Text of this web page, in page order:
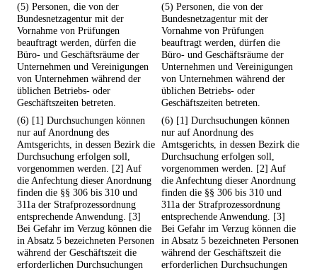
(5) Personen, die von der
Bundesnetzagentur mit der
Vornahme von Prüfungen
beauftragt werden, dürfen die
Büro- und Geschäftsräume der
Unternehmen und Vereinigungen
von Unternehmen während der
üblichen Betriebs- oder
Geschäftszeiten betreten.
(5) Personen, die von der
Bundesnetzagentur mit der
Vornahme von Prüfungen
beauftragt werden, dürfen die
Büro- und Geschäftsräume der
Unternehmen und Vereinigungen
von Unternehmen während der
üblichen Betriebs- oder
Geschäftszeiten betreten.
(6) [1] Durchsuchungen können
nur auf Anordnung des
Amtsgerichts, in dessen Bezirk die
Durchsuchung erfolgen soll,
vorgenommen werden. [2] Auf
die Anfechtung dieser Anordnung
finden die §§ 306 bis 310 und
311a der Strafprozessordnung
entsprechende Anwendung. [3]
Bei Gefahr im Verzug können die
in Absatz 5 bezeichneten Personen
während der Geschäftszeit die
erforderlichen Durchsuchungen
(6) [1] Durchsuchungen können
nur auf Anordnung des
Amtsgerichts, in dessen Bezirk die
Durchsuchung erfolgen soll,
vorgenommen werden. [2] Auf
die Anfechtung dieser Anordnung
finden die §§ 306 bis 310 und
311a der Strafprozessordnung
entsprechende Anwendung. [3]
Bei Gefahr im Verzug können die
in Absatz 5 bezeichneten Personen
während der Geschäftszeit die
erforderlichen Durchsuchungen